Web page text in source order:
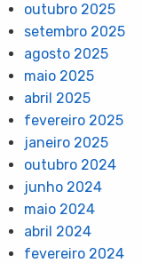
outubro 2025
setembro 2025
agosto 2025
maio 2025
abril 2025
fevereiro 2025
janeiro 2025
outubro 2024
junho 2024
maio 2024
abril 2024
fevereiro 2024